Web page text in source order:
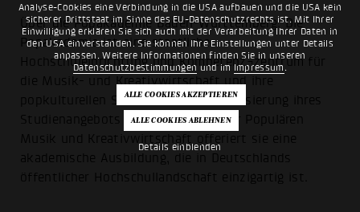
Analyse-Cookies eine Verbindung in die USA aufbauen und die USA kein
sicherer Drittstaat im Sinne des EU-Datenschutzrechts ist. Mit Ihrer
Einwilligung erklären Sie sich auch mit der Verarbeitung Ihrer Daten in
den USA einverstanden. Sie können Ihre Einstellungen unter Details
anpassen. Weitere Informationen finden Sie in unseren
Datenschutzbestimmungen und im Impressum .
Details einblenden
Über die Popakademie Baden-Württemberg: Die
Popakademie ist eine staatliche
Hochschuleinrichtung und Kompetenz¬zentrum für
die Musik- und Kreativwirtschaft und ihre
popkulturellen Szenen. Mit der Fokussierung ihres
Studienangebots auf den Bereich der Populären
Musik und Kreativwirtschaft offeriert sie eine
akademische Ausbildung, die in Deutschlands
öffentlicher Hochschullandschaft einzigartig ist.